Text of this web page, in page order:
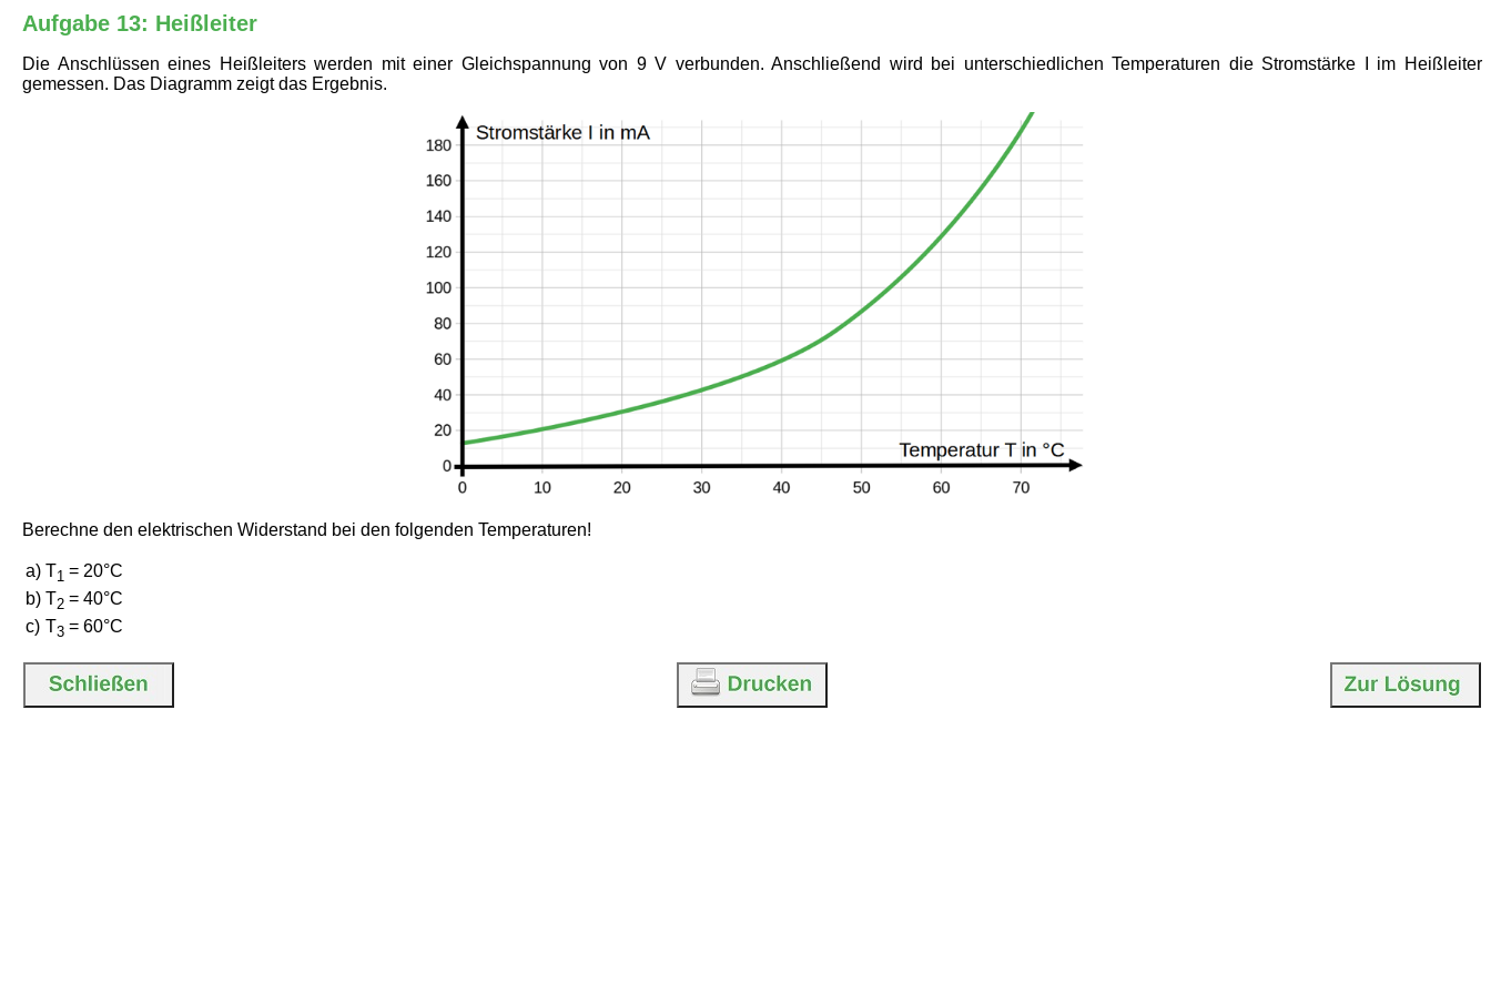
Aufgabe 13: Heißleiter
Die Anschlüssen eines Heißleiters werden mit einer Gleichspannung von 9 V verbunden. Anschließend wird bei unterschiedlichen Temperaturen die Stromstärke I im Heißleiter
gemessen. Das Diagramm zeigt das Ergebnis.
Berechne den elektrischen Widerstand bei den folgenden Temperaturen!
a) T1 = 20°C
b) T2 = 40°C
c) T3 = 60°C